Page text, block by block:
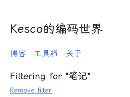
Kesco的编码世界
博客 工具箱 关于
Filtering for "笔记"
Remove filter